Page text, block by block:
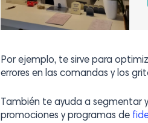
Por ejemplo, te sirve para
errores en las comandas y los
También te ayuda a segmentar
promociones y programas de